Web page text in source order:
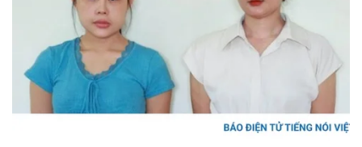
Doanh nghiệp
Thông tin doanh nghiệp
Công nghệ
Sành điệu
Tin Công nghệ